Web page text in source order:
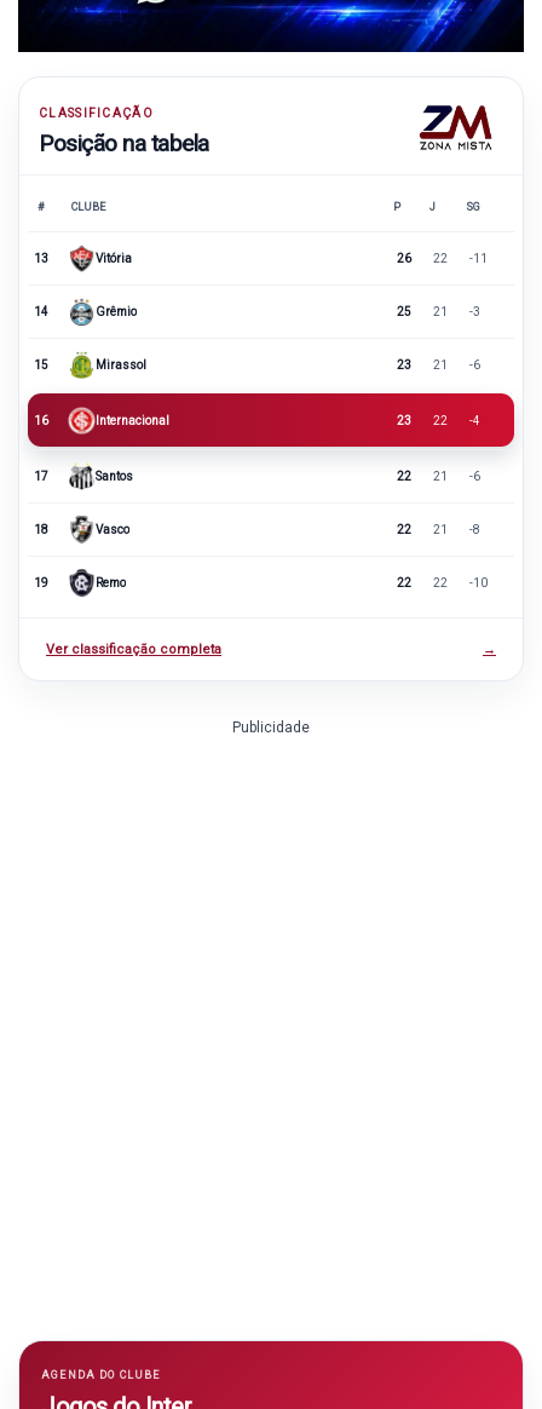
CLASSIFICAÇÃO
Posição na tabela
# CLUBE P J SG
13 Vitória 26 22 -11
14 Grêmio 25 21 -3
15 Mirassol 23 21 -6
16 Internacional 23 22 -4
17 Santos 22 21 -6
18 Vasco 22 21 -8
19 Remo 22 22 -10
Ver classificação completa →
Publicidade
AGENDA DO CLUBE